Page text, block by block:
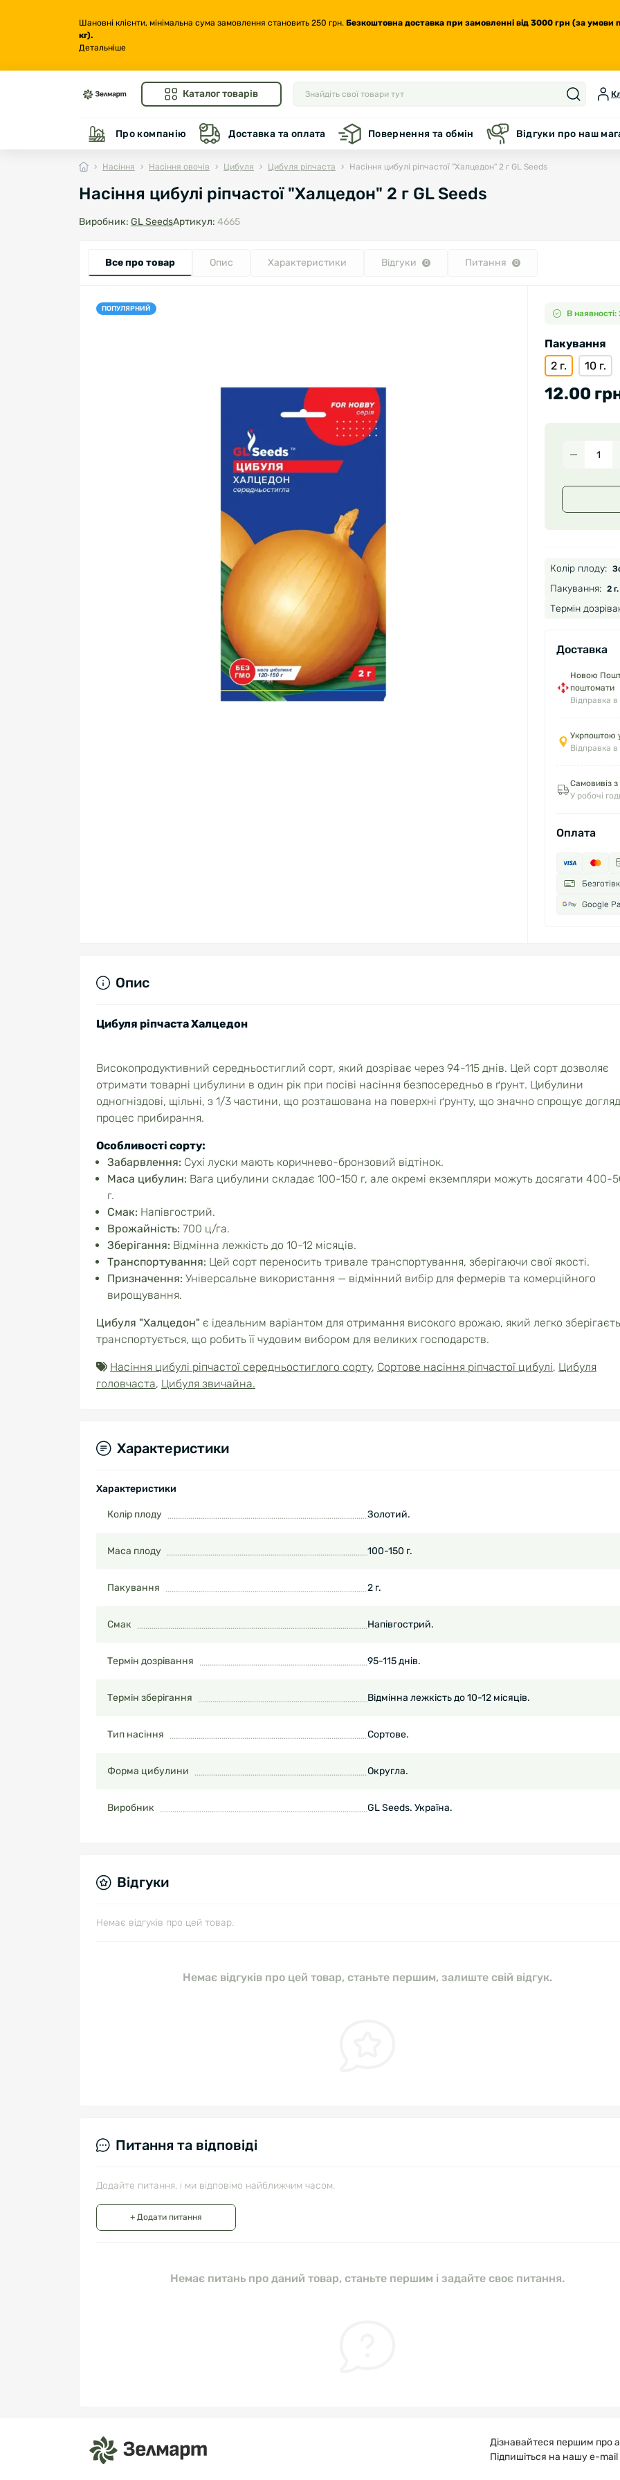
Шановні клієнти, мінімальна сума замовлення становить 250 грн. Безкоштовна доставка при замовленні від 3000 грн (за умови
кг).
Детальніше
Каталог товарів
Про компанію Доставка та оплата Повернення та обмін Відгуки про наш
Насіння Насіння овочів Цибуля Цибуля ріпчаста Насіння цибулі ріпчастої "Халцедон" 2 г GL Seeds
Насіння цибулі ріпчастої "Халцедон" 2 г GL Seeds
Виробник: GL SeedsАртикул: 4665
Все про товар Опис Характеристики Відгуки 0 Питання 0
ПОПУЛЯРНИЙ В наявності:
Пакування
2 г.
10 г.
12.00
Колір плоду:
Пакування: 2 г.
Термін
Доставка
Новою
поштомати
Відправка
Укрпоштою у
Відправка
Самовивіз
У робочі
Оплата
Google
Опис
Цибуля ріпчаста Халцедон
Високопродуктивний середньостиглий сорт, який дозріває через 94-115 днів. Цей сорт дозволяє
отримати товарні цибулини в один рік при посіві насіння безпосередньо в ґрунт. Цибулини
одногніздові, щільні, з 1/3 частини, що розташована на поверхні ґрунту, що значно спрощує догляд
процес прибирання.
Особливості сорту:
Забарвлення: Сухі луски мають коричнево-бронзовий відтінок.
Маса цибулин: Вага цибулини складає 100-150 г, але окремі екземпляри можуть досягати 400-
г.
Смак: Напівгострий.
Врожайність: 700 ц/га.
Зберігання: Відмінна лежкість до 10-12 місяців.
Транспортування: Цей сорт переносить тривале транспортування, зберігаючи свої якості.
Призначення: Універсальне використання — відмінний вибір для фермерів та комерційного
вирощування.
Цибуля "Халцедон" є ідеальним варіантом для отримання високого врожаю, який легко
транспортується, що робить її чудовим вибором для великих господарств.
Насіння цибулі ріпчастої середньостиглого сорту, Сортове насіння ріпчастої цибулі, Цибуля
головчаста, Цибуля звичайна.
Характеристики
Характеристики
Колір плоду Золотий.
Маса плоду 100-150 г.
Пакування 2 г.
Смак Напівгострий.
Термін дозрівання 95-115 днів.
Термін зберігання Відмінна лежкість до 10-12 місяців.
Тип насіння Сортове.
Форма цибулини Округла.
Виробник GL Seeds. Україна.
Відгуки
Немає відгуків про цей товар.
Немає відгуків про цей товар, станьте першим, залиште свій відгук.
Питання та відповіді
Додайте питання, і ми відповімо найближчим часом.
+ Додати питання
Немає питань про даний товар, станьте першим і задайте своє питання.
Дізнавайтеся першим про
Підпишіться на нашу e-